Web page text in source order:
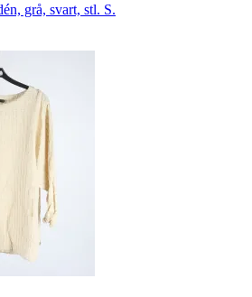
grå, svart, stl. S.